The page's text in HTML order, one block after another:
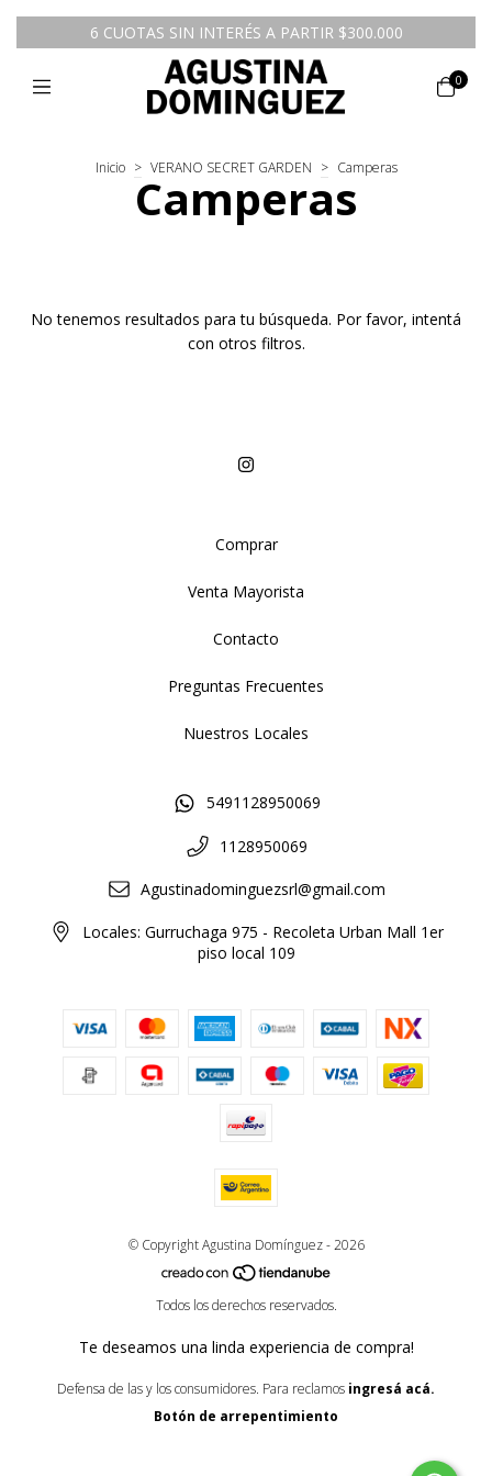
6 CUOTAS SIN INTERÉS A PARTIR $300.000
0
Inicio > VERANO SECRET GARDEN > Camperas
Camperas
No tenemos resultados para tu búsqueda. Por favor, intentá
con otros filtros.
Comprar
Venta Mayorista
Contacto
Preguntas Frecuentes
Nuestros Locales
5491128950069
1128950069
Agustinadominguezsrl@gmail.com
Locales: Gurruchaga 975 - Recoleta Urban Mall 1er
piso local 109
© Copyright Agustina Domínguez - 2026
Todos los derechos reservados.
Te deseamos una linda experiencia de compra!
Defensa de las y los consumidores. Para reclamos ingresá acá.
Botón de arrepentimiento